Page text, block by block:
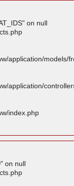
on null
application/models/
application/
index.php
on null